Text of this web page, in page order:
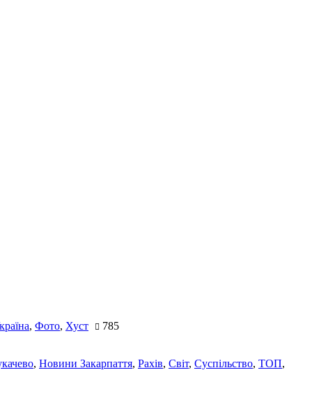
, Фото, Хуст 785
, Новини Закарпаття, Рахів, Світ, Суспільство, ТОП,